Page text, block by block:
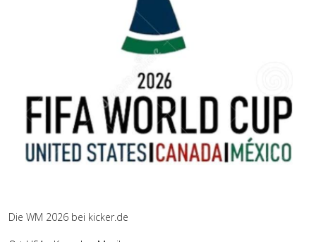
Die WM 2026 bei kicker.de